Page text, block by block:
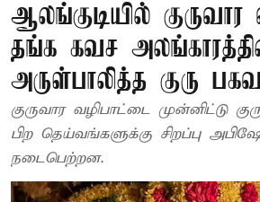
ஆலங்குடியில் குருவார
தங்க கவச
அருள்பாலித்த குரு
குருவார வழிபாட்டை முன்னிட்டு
பிற தெய்வங்களுக்கு சிறப்பு
நடைபெற்றன.